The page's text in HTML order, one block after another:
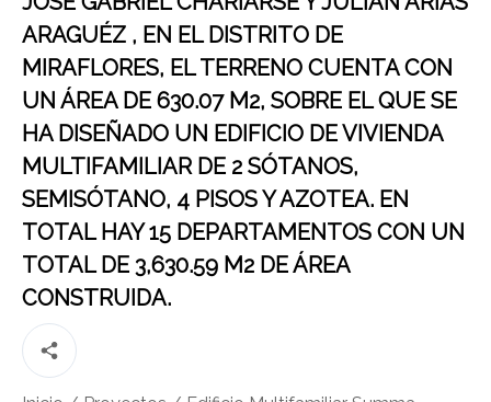
ARAGUÉZ , EN EL DISTRITO DE
MIRAFLORES, EL TERRENO CUENTA CON
UN ÁREA DE 630.07 M2, SOBRE EL QUE SE
HA DISEÑADO UN EDIFICIO DE VIVIENDA
MULTIFAMILIAR DE 2 SÓTANOS,
SEMISÓTANO, 4 PISOS Y AZOTEA. EN
TOTAL HAY 15 DEPARTAMENTOS CON UN
TOTAL DE 3,630.59 M2 DE ÁREA
CONSTRUIDA.